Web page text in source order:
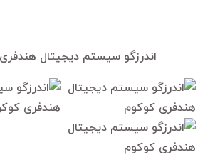
اندرزگو سیستم دیجیتال